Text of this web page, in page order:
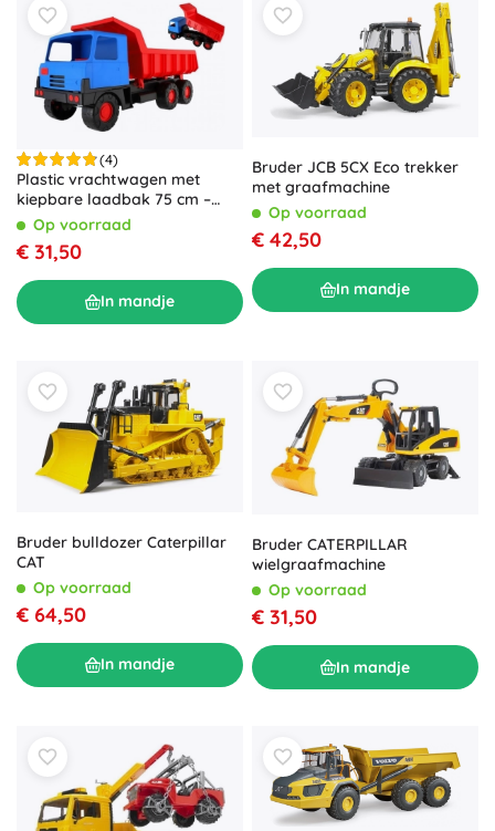
(4)
Plastic vrachtwagen met
kiepbare laadbak 75 cm –
RoodOp voorraad
€ 31,50
In mandje
Bruder JCB 5CX Eco trekker
met graafmachine
Op voorraad
€ 42,50
In mandje
Bruder bulldozer Caterpillar
CAT
Op voorraad
€ 64,50
In mandje
Bruder CATERPILLAR
wielgraafmachine
Op voorraad
€ 31,50
In mandje